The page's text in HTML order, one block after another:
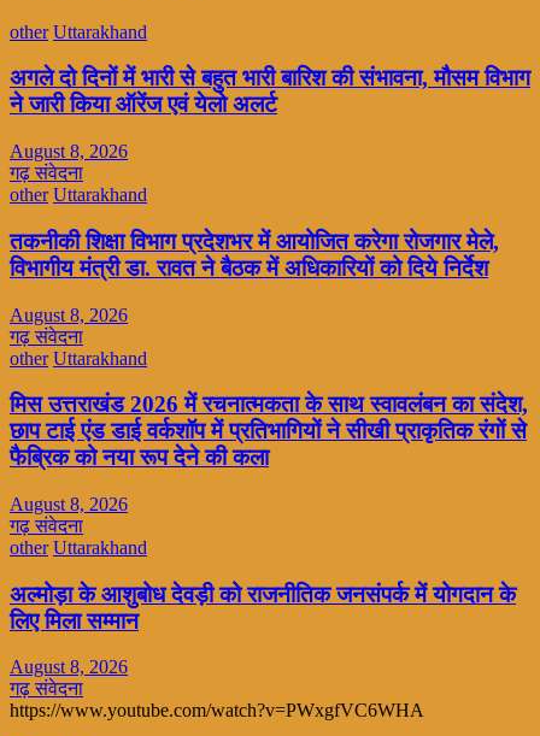
other Uttarakhand
अगले दो दिनों में भारी से बहुत भारी बारिश की संभावना, मौसम विभाग
ने जारी किया ऑरेंज एवं येलो अलर्ट
August 8, 2026
गढ़ संवेदना
other Uttarakhand
तकनीकी शिक्षा विभाग प्रदेशभर में आयोजित करेगा रोजगार मेले,
विभागीय मंत्री डा. रावत ने बैठक में अधिकारियों को दिये निर्देश
August 8, 2026
गढ़ संवेदना
other Uttarakhand
मिस उत्तराखंड 2026 में रचनात्मकता के साथ स्वावलंबन का संदेश,
छाप टाई एंड डाई वर्कशॉप में प्रतिभागियों ने सीखी प्राकृतिक रंगों से
फैब्रिक को नया रूप देने की कला
August 8, 2026
गढ़ संवेदना
other Uttarakhand
अल्मोड़ा के आशुबोध देवड़ी को राजनीतिक जनसंपर्क में योगदान के
लिए मिला सम्मान
August 8, 2026
गढ़ संवेदना
https://www.youtube.com/watch?v=PWxgfVC6WHA